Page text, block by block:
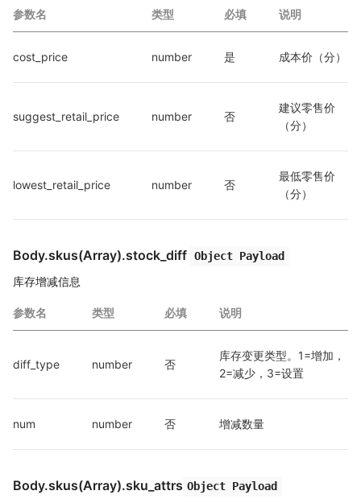
参数名 类型 必填 说明
cost_price number 是 成本价（分）
suggest_retail_price number 否
建议零售价
（分）
lowest_retail_price number 否
最低零售价
（分）
Body.skus(Array).stock_diff Object Payload
库存增减信息
参数名 类型 必填 说明
diff_type number 否
库存变更类型。1=增加，
2=减少，3=设置
num number 否 增减数量
Body.skus(Array).sku_attrs Object Payload